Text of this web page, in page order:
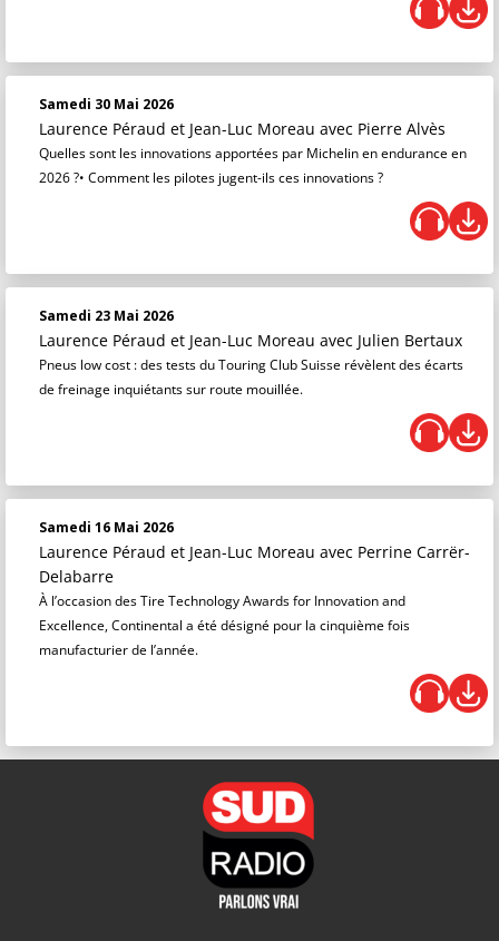
Samedi 30 Mai 2026
Laurence Péraud et Jean-Luc Moreau avec Pierre Alvès
Quelles sont les innovations apportées par Michelin en endurance en
2026 ?• Comment les pilotes jugent-ils ces innovations ?
Samedi 23 Mai 2026
Laurence Péraud et Jean-Luc Moreau avec Julien Bertaux
Pneus low cost : des tests du Touring Club Suisse révèlent des écarts
de freinage inquiétants sur route mouillée.
Samedi 16 Mai 2026
Laurence Péraud et Jean-Luc Moreau avec Perrine Carrër-
Delabarre
À l’occasion des Tire Technology Awards for Innovation and
Excellence, Continental a été désigné pour la cinquième fois
manufacturier de l’année.